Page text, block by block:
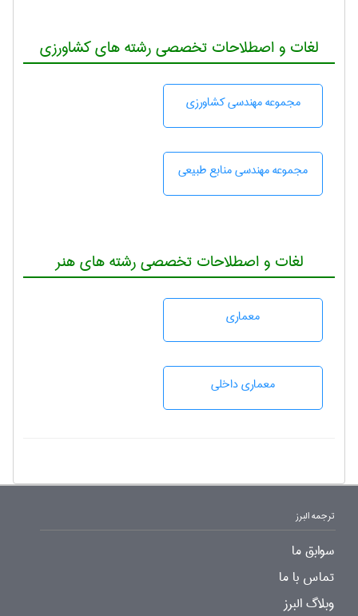
لغات و اصطلاحات تخصصی رشته های کشاورزی
مجموعه مهندسی كشاورزی
مجموعه مهندسی منابع طبيعی
لغات و اصطلاحات تخصصی رشته های هنر
معماری
معماری داخلی
ترجمه البرز
سوابق ما
تماس با ما
وبلاگ البرز